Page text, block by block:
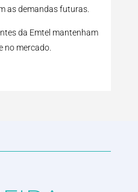
as demandas futuras.
da Emtel mantenham
no mercado.